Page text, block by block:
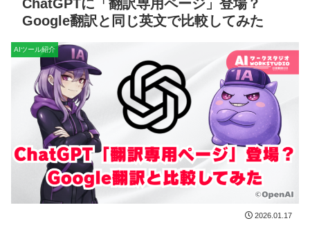
ChatGPTに「翻訳専用ページ」登場？
Google翻訳と同じ英文で比較してみた
AIツール紹介
2026.01.17